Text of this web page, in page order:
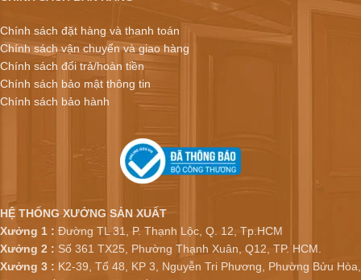
Chính sách đặt hàng và thanh toán
Chính sách vận chuyển và giao hàng
Chính sách đổi trả/hoàn tiền
Chính sách bảo mật thông tin
Chính sách bảo hành
HỆ THỐNG XƯỞNG SẢN XUẤT
Xưởng 1 : Đường TL 31, P. Thạnh Lộc, Q. 12, Tp.HCM
Xưởng 2 : Số 361 TX25, Phường Thạnh Xuân, Q12, TP. HCM.
Xưởng 3 : K2-39, Tổ 48, KP 3, Nguyễn Tri Phương, Phường Bửu Hòa,